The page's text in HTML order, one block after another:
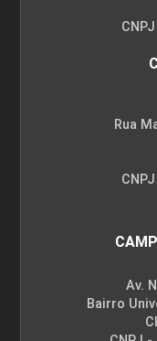
Rua
Av.
Bairro